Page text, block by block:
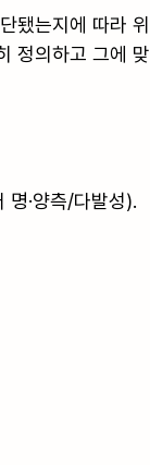
됐는지에 따라 위
정의하고 그에 맞
·양측/다발성).